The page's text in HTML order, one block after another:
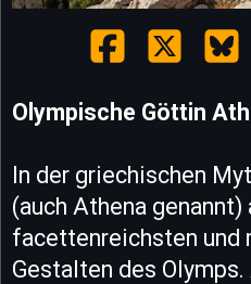
Olympische Göttin
In der griechischen
(auch Athena
facettenreichsten und
Gestalten des